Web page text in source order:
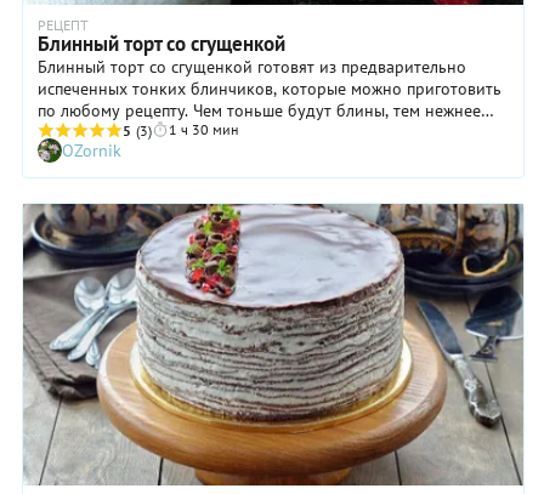
РЕЦЕПТ
Блинный торт со сгущенкой
Блинный торт со сгущенкой готовят из предварительно
испеченных тонких блинчиков, которые можно приготовить
по любому рецепту. Чем тоньше будут блины, тем нежнее
получится торт. Украсьте его сверху свежими ягодами со
взбитыми сливками и наслаждайтесь вкусным чаепитием в
кругу близких вам людей.
5 (3) 1 ч 30 мин
OZornik